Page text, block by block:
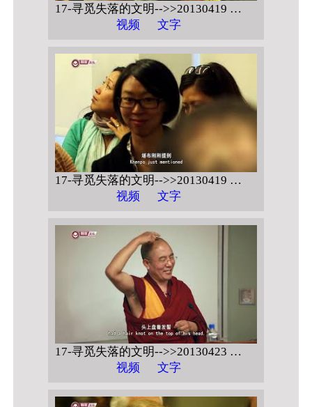
17-寻觅失落的文明-->>20130419 美国纽约哥伦比亚大学 【藏传佛教的包容性】
视频
文字
17-寻觅失落的文明-->>20130419 美国纽约哥伦比亚大学 【藏传佛教的包容性 问答】
视频
文字
17-寻觅失落的文明-->>20130423 美国博尔德科罗拉多大学 【伏藏授记的密意与缘起】
视频
文字